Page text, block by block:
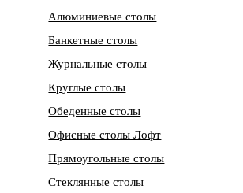
Алюминиевые столы
Банкетные столы
Журнальные столы
Круглые столы
Обеденные столы
Офисные столы Лофт
Прямоугольные столы
Стеклянные столы